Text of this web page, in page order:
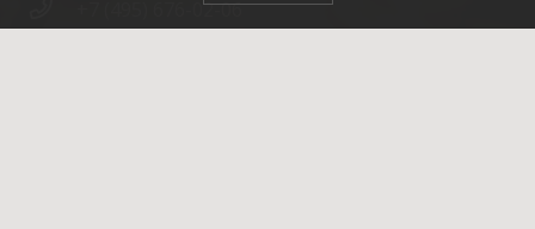
+7 (495) 676-02-06